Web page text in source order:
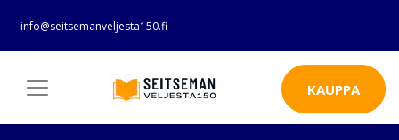
info@seitsemanveljesta150.fi
KAUPPA